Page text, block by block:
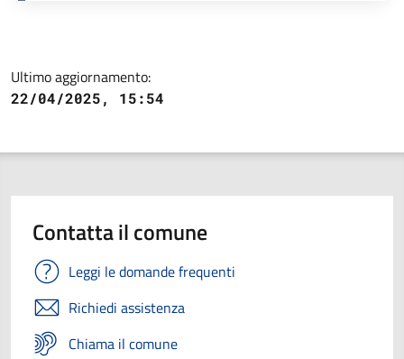
Ultimo aggiornamento:
22/04/2025, 15:54
Contatta il comune
Leggi le domande frequenti
Richiedi assistenza
Chiama il comune